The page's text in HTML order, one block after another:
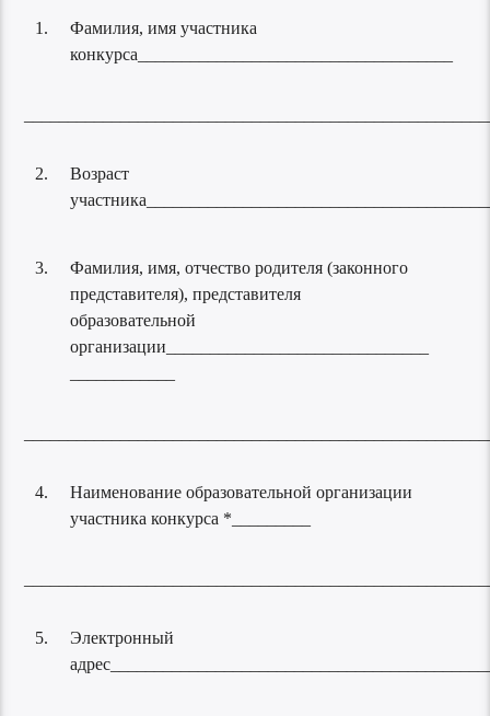
Фамилия, имя участника
конкурса____________________________________
Возраст
Фамилия, имя, отчество родителя (законного
представителя), представителя
образовательной
организации______________________________
Наименование образовательной организации
участника конкурса *_________
Электронный